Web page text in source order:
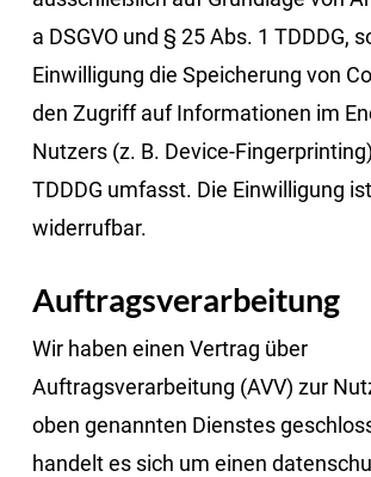
a DSGVO und § 25 Abs. 1 TDDDG,
Einwilligung die Speicherung von
den Zugriff auf Informationen im
Nutzers (z. B. Device-
TDDDG umfasst. Die Einwilligung
widerrufbar.
Auftragsverarbeitung
Wir haben einen Vertrag über
Auftragsverarbeitung (AVV) zur
oben genannten Dienstes
handelt es sich um einen